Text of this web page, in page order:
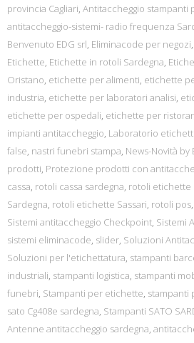
provincia Cagliari, Antitaccheggio
antitaccheggio-sistemi- radio frequenza
Benvenuto EDG srl, Eliminacode per negozi,
Etichette, Etichette in rotoli Sardegna,
Oristano, etichette per alimenti, etichette
industria, etichette per laboratori analisi,
etichette per ospedali, etichette per
impianti antitaccheggio, Laboratorio
false, nastri funebri stampa, News-Novità by
prodotti, Protezione prodotti con
cassa, rotoli cassa sardegna, rotoli etichette
Sardegna, rotoli etichette Sassari, rotoli pos,
Sistemi antitaccheggio Checkpoint, Sistemi
sistemi eliminacode, slider, Soluzioni
Soluzioni per l'etichettatura, stampanti
industriali, stampanti logistica, stampanti
funebri, Stampanti per etichette, stampanti
sato Cg408e sardegna, Stampanti SATO
Antenne antitaccheggio sardegna,